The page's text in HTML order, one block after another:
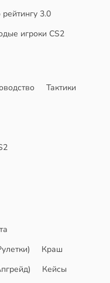
3.0
игроки CS2
Тактики
Краш
Кейсы